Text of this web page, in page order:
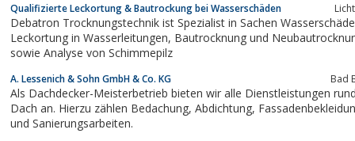
dem Jahr 2004 ist F+T Fensterabdichtung auch auf dem
Qualifizierte Leckortung & Bautrockung bei Wasserschäden
Debatron Trocknungstechnik ist Spezialist in Sachen
Leckortung in Wasserleitungen, Bautrocknung und Neubautrocknung
sowie Analyse von Schimmepilz
A. Lessenich & Sohn GmbH & Co. KG Bad
Als Dachdecker-Meisterbetrieb bieten wir alle Dienstleistungen
Dach an. Hierzu zählen Bedachung, Abdichtung, Fassadenbekleidung
und Sanierungsarbeiten.